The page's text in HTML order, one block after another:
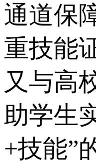
通道保
重技能
又与高
助学生
+技能”